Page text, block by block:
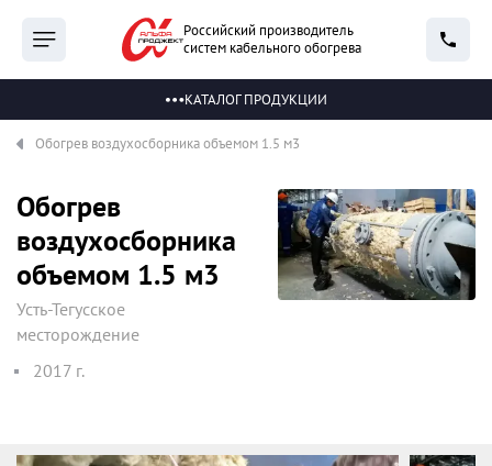
Российский производитель
систем кабельного обогрева
КАТАЛОГ ПРОДУКЦИИ
Обогрев воздухосборника объемом 1.5 м3
Обогрев
воздухосборника
объемом 1.5 м3
Усть-Тегусское
месторождение
2017 г.